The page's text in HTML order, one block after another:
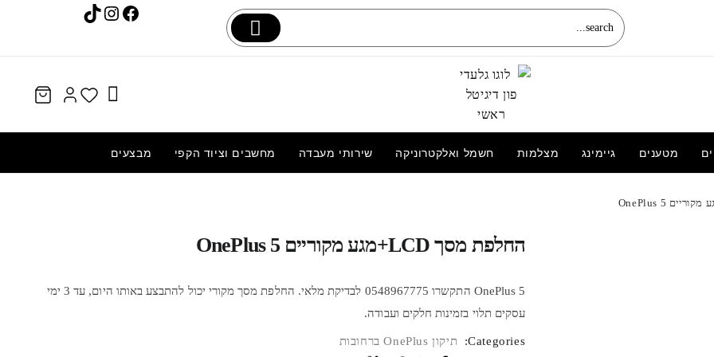
Facebook
Instagram
TikTok
מטענים גיימינג מצלמות חשמל ואלקטרוניקה שירותי מעבדה מחשבים וציוד הקפי מבצעים
החלפת מסך LCD+מגע מקוריים OnePlus 5
OnePlus 5 התקשרו 0548967775 לבדיקת מלאי. החלפת מסך מקורי יכול להתבצע באותו היום, עד 3 ימי
עסקים תלוי בזמינות חלקים ועבודה.
Categories:
תיקון OnePlus ברחובות